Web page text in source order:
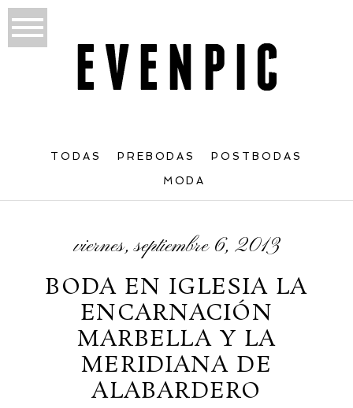
TODAS PREBODAS POSTBODAS
MODA
viernes, septiembre 6, 2013
BODA EN IGLESIA LA
ENCARNACIÓN
MARBELLA Y LA
MERIDIANA DE
ALABARDERO